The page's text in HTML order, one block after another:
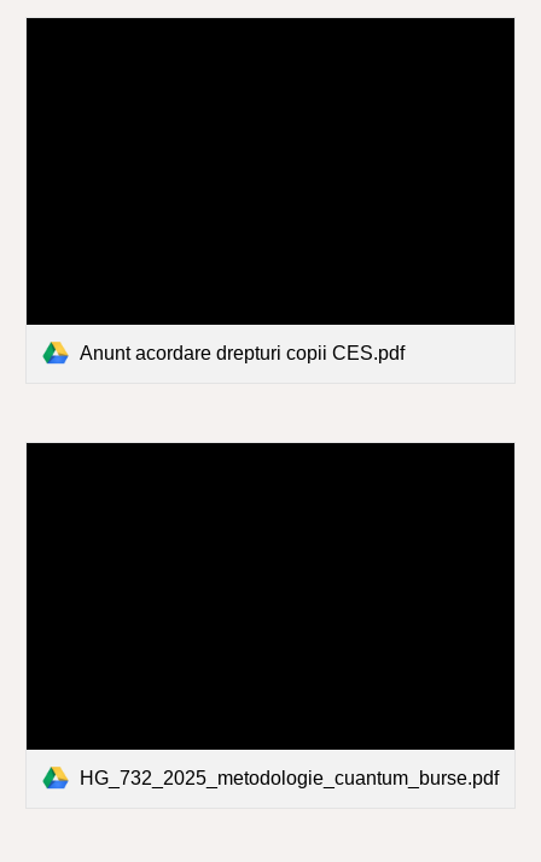
Anunt acordare drepturi copii CES.pdf
HG_732_2025_metodologie_cuantum_burse.pdf